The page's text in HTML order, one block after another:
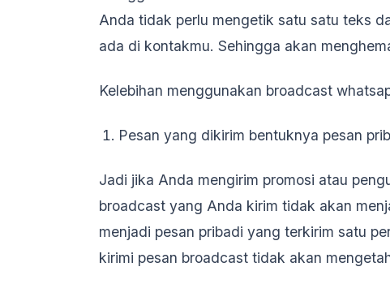
Anda tidak perlu mengetik satu satu teks
ada di kontakmu. Sehingga akan
Kelebihan menggunakan broadcast
Pesan yang dikirim bentuknya pesan
Jadi jika Anda mengirim promosi atau
broadcast yang Anda kirim tidak akan
menjadi pesan pribadi yang terkirim satu
kirimi pesan broadcast tidak akan